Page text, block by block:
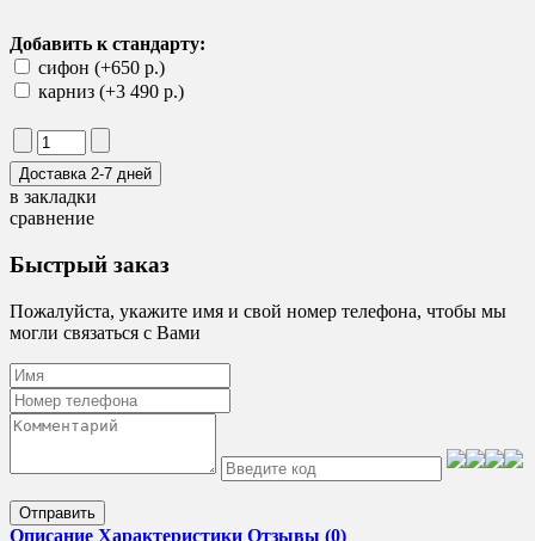
Добавить к стандарту:
сифон (+650 р.)
карниз (+3 490 р.)
в закладки
сравнение
Быстрый заказ
Пожалуйста, укажите имя и свой номер телефона, чтобы мы
могли связаться с Вами
Отправить
Описание Характеристики Отзывы (0)